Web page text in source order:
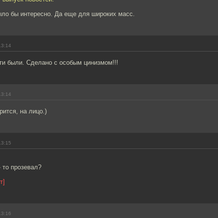
бы интересно. Да еще для широких масс.
были. Сделано с особым цинизмом!!!
на лицо.)
прозевал?